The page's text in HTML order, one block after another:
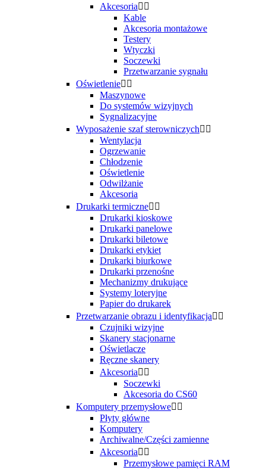
Akcesoria 
Kable
Akcesoria montażowe
Testery
Wtyczki
Soczewki
Przetwarzanie sygnału
Oświetlenie 
Maszynowe
Do systemów wizyjnych
Sygnalizacyjne
Wyposażenie szaf sterowniczych 
Wentylacja
Ogrzewanie
Chłodzenie
Oświetlenie
Odwilżanie
Akcesoria
Drukarki termiczne 
Drukarki kioskowe
Drukarki panelowe
Drukarki biletowe
Drukarki etykiet
Drukarki biurkowe
Drukarki przenośne
Mechanizmy drukujące
Systemy loteryjne
Papier do drukarek
Przetwarzanie obrazu i identyfikacja 
Czujniki wizyjne
Skanery stacjonarne
Oświetlacze
Ręczne skanery
Akcesoria 
Soczewki
Akcesoria do CS60
Komputery przemysłowe 
Płyty główne
Komputery
Archiwalne/Części zamienne
Akcesoria 
Przemysłowe pamięci RAM